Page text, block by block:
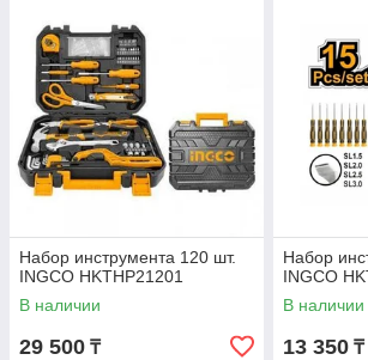
Набор инструмента 120 шт.
INGCO HKTHP21201
В наличии
29 500 ₸
Набор
INGCO
В наличии
13 350 ₸